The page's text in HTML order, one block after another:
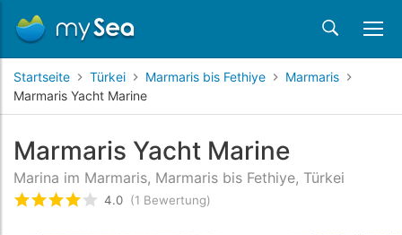
Startseite Türkei Marmaris bis Fethiye
Marmaris
Marmaris Yacht Marine
Marmaris Yacht Marine
Marina im Marmaris, Marmaris bis Fethiye, Türkei
bewertet4 /5 beyogen auf
4.0 (1 Bewertung)